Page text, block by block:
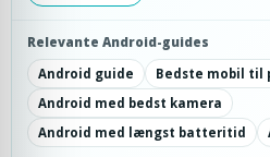
Relevante Android-guides
Android guide
Bedste mobil til
Android med bedst kamera
Android med længst batteritid